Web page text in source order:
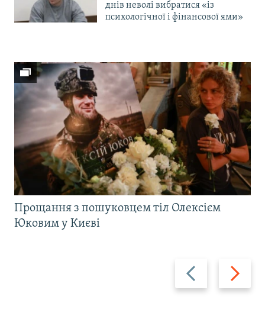
днів неволі вибратися «із
психологічної і фінансової ями»
Назад Вперед
Прощання з пошуковцем тіл Олексієм
Юковим у Києві